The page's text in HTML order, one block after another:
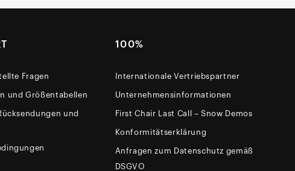
Fragen
und Größentabellen
und
100%
Internationale Vertriebspartner
Unternehmensinformationen
First Chair Last Call – Snow Demos
Konformitätserklärung
Anfragen zum Datenschutz gemäß
DSGVO